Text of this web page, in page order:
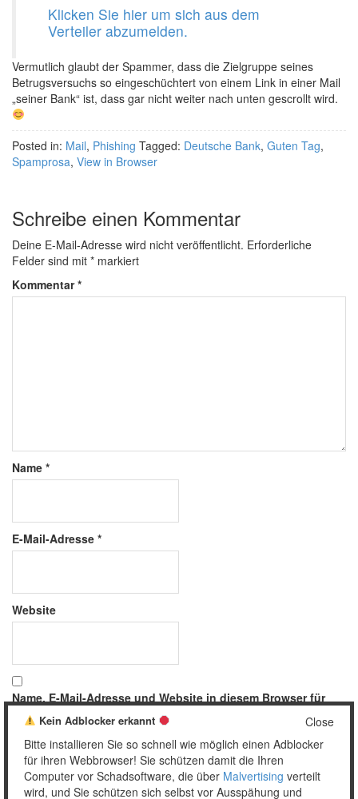
Klicken Sie hier um sich aus dem
Verteiler abzumelden.
Vermutlich glaubt der Spammer, dass die Zielgruppe seines
Betrugsversuchs so eingeschüchtert von einem Link in einer Mail
„seiner Bank“ ist, dass gar nicht weiter nach unten gescrollt wird.
Posted in: Mail, Phishing Tagged: Deutsche Bank, Guten Tag,
Spamprosa, View in Browser
Schreibe einen Kommentar
Deine E-Mail-Adresse wird nicht veröffentlicht. Erforderliche
Felder sind mit * markiert
Kommentar*
Name *
E-Mail-Adresse *
Website
Name, E-Mail-Adresse und Website in diesem Browser für
meinen nächsten Kommentar speichern.
Close
Kein Adblocker erkannt
Bitte installieren Sie so schnell wie möglich einen Adblocker
für ihren Webbrowser! Sie schützen damit die Ihren
Computer vor Schadsoftware, die über Malvertising verteilt
wird, und Sie schützen sich selbst vor Ausspähung und